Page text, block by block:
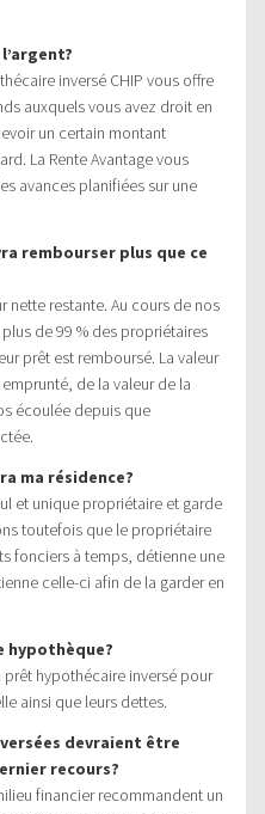
inversé CHIP vous offre
auxquels vous avez droit en
un certain montant
La Rente Avantage vous
avances planifiées sur une
rembourser plus que ce
nette restante. Au cours de nos
de 99 % des propriétaires
prêt est remboursé. La valeur
de la valeur de la
écoulée depuis que
ma résidence?
et unique propriétaire et garde
toutefois que le propriétaire
fonciers à temps, détienne une
celle-ci afin de la garder en
hypothèque?
hypothécaire inversé pour
ainsi que leurs dettes.
devraient être
recours?
financier recommandent un